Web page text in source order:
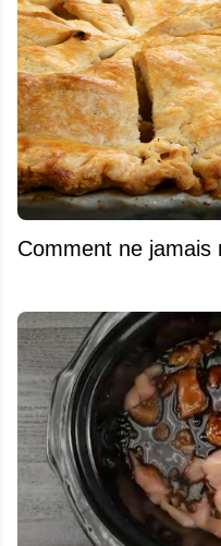
Comment ne